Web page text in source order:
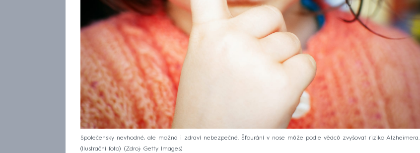
Společensky nevhodné, ale možná i zdraví nebezpečné. Šťourání v nose může podle vědců zvyšovat riziko Alzheimera.
(Ilustrační foto)
Zdroj: Getty Images